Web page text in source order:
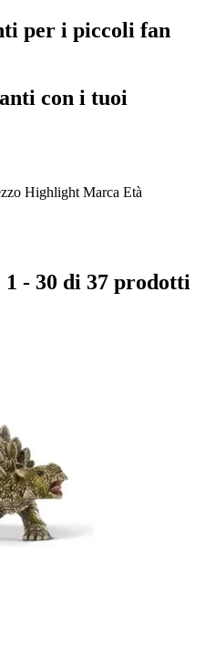
per i piccoli fan
con i tuoi
Highlight Marca Età
- 30 di 37 prodotti